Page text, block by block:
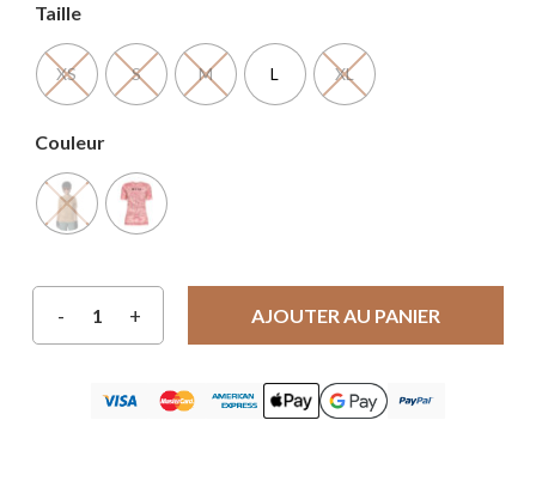
Taille
XS S M L XL
Couleur
AJOUTER AU PANIER